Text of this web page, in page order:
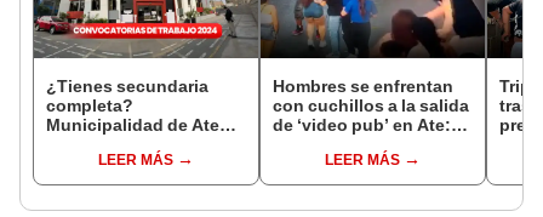
¿Tienes secundaria
completa?
Municipalidad de Ate
empleos con sueldos
hasta S/4.200
LEER MÁS
Hombres se enfrentan
con cuchillos a la salida
de ‘video pub’ en Ate:
LEER MÁS